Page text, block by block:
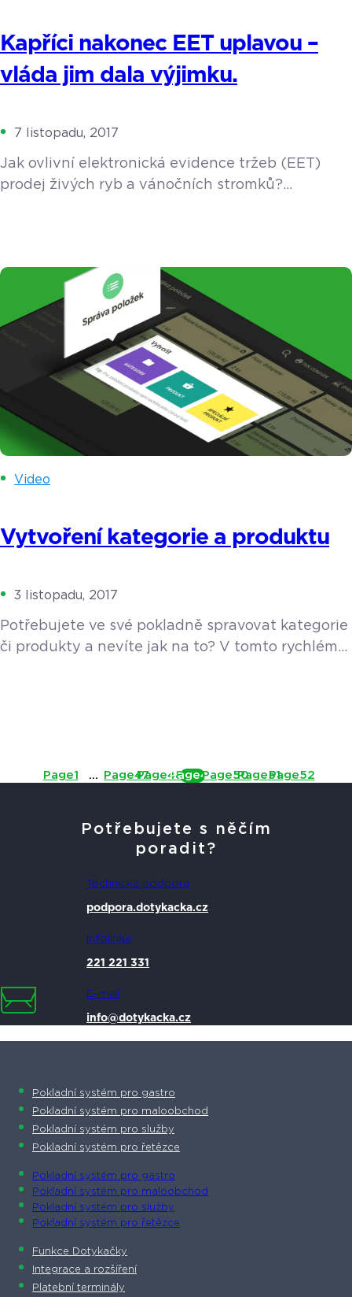
Kapříci nakonec EET uplavou –
vláda jim dala výjimku.
7 listopadu, 2017
Jak ovlivní elektronická evidence tržeb (EET)
prodej živých ryb a vánočních stromků?
tato povinnost dotkne již letos a kdo si
s pořízením pokladního systému nemusí lámat
hlavu se dozvíte v tomto článku. Termín spuštění
3. a 4. vlny elektronické evidence tržeb (EET)
byl posunut. […]
Video
Vytvoření kategorie a produktu
3 listopadu, 2017
Potřebujete ve své pokladně spravovat kategorie
či produkty a nevíte jak na to? V tomto rychlém
Page1 … Page47
Page48
Page49
Page50
Page51
Page52
Potřebujete s něčím
poradit?
Technická podpora
podpora.dotykacka.cz
Infolinka
221 221 331
E-mail
info@dotykacka.cz
Pokladní systém pro gastro
Pokladní systém pro maloobchod
Pokladní systém pro služby
Pokladní systém pro řetězce
Pokladní systém pro gastro
Pokladní systém pro maloobchod
Pokladní systém pro služby
Pokladní systém pro řetězce
Funkce Dotykačky
Integrace a rozšíření
Platební terminály